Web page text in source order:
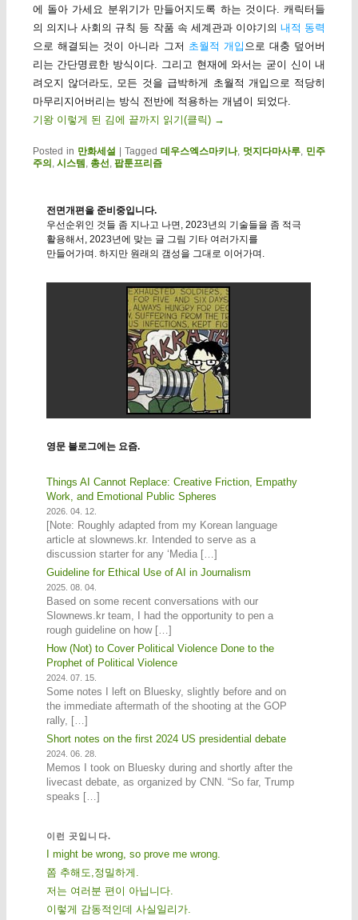
에 돌아 가세요 분위기가 만들어지도록 하는 것이다. 캐릭터들
의 의지나 사회의 규칙 등 작품 속 세계관과 이야기의내적 동력
으로 해결되는 것이 아니라 그저 초월적 개입 으로 대충 덮어버
리는 간단명료한 방식이다. 그리고 현재에 와서는 굳이 신이 내
려오지 않더라도, 모든 것을 급박하게 초월적 개입으로 적당히
마무리지어버리는 방식 전반에 적용하는 개념이 되었다.
기왕 이렇게 된 김에 끝까지 읽기(클릭) →
Posted in 만화세설 |Tagged 데우스엑스마키나, 멋지다마사루, 민주
주의 , 시스템 , 총선, 팝툰프리즘
전면개편을 준비중입니다.
우선순위인 것들 좀 지나고 나면, 2023년의 기술들을 좀 적극
활용해서, 2023년에 맞는 글 그림 기타 여러가지를
만들어가며. 하지만 원래의 갬성을 그대로 이어가며.
영문 블로그에는 요즘.
Things AI Cannot Replace: Creative Friction, Empathy
Work, and Emotional Public Spheres
2026. 04. 12.
[Note: Roughly adapted from my Korean language
article at slownews.kr. Intended to serve as a
discussion starter for any ‘Media […]
Guideline for Ethical Use of AI in Journalism
2025. 08. 04.
Based on some recent conversations with our
Slownews.kr team, I had the opportunity to pen a
rough guideline on how […]
How (Not) to Cover Political Violence Done to the
Prophet of Political Violence
2024. 07. 15.
Some notes I left on Bluesky, slightly before and on
the immediate aftermath of the shooting at the GOP
rally, […]
Short notes on the first 2024 US presidential debate
2024. 06. 28.
Memos I took on Bluesky during and shortly after the
livecast debate, as organized by CNN. “So far, Trump
speaks […]
이런 곳입니다.
I might be wrong, so prove me wrong.
쫌 추해도,정밀하게.
저는 여러분 편이 아닙니다.
이렇게 감동적인데 사실일리가.